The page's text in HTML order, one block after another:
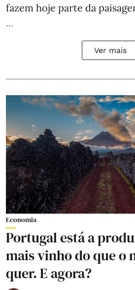
fazem hoje parte da
...
Ver mais
Economia
Portugal está a
mais vinho do que o
quer. E agora?